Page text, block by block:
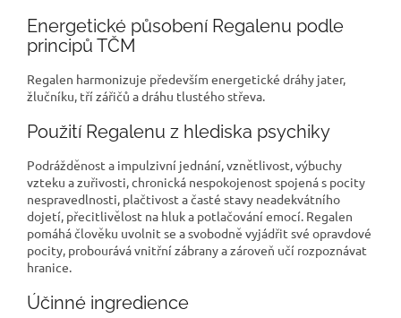
Energetické působení Regalenu podle
principů TČM
Regalen harmonizuje především energetické dráhy jater,
žlučníku, tří zářičů a dráhu tlustého střeva.
Použití Regalenu z hlediska psychiky
Podrážděnost a impulzivní jednání, vznětlivost, výbuchy
vzteku a zuřivosti, chronická nespokojenost spojená s pocity
nespravedlnosti, plačtivost a časté stavy neadekvátního
dojetí, přecitlivělost na hluk a potlačování emocí. Regalen
pomáhá člověku uvolnit se a svobodně vyjádřit své opravdové
pocity, probourává vnitřní zábrany a zároveň učí rozpoznávat
hranice.
Účinné ingredience